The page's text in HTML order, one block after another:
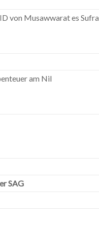
von Musawwarat es Sufra
am Nil
SAG